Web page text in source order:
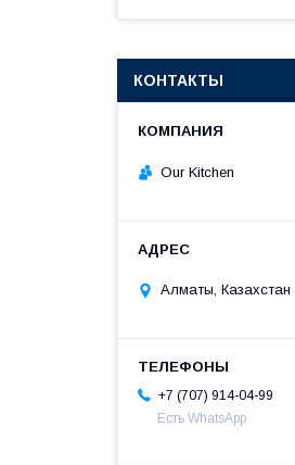
КОНТАКТЫ
Our Kitchen
Алматы, Казахстан
+7 (707) 914-04-99
Есть WhatsApp